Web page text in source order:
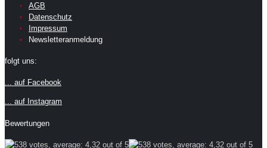
AGB
Datenschutz
Impressum
Newsletteranmeldung
folgt uns:
... auf Facebook
... auf Instagram
Bewertungen